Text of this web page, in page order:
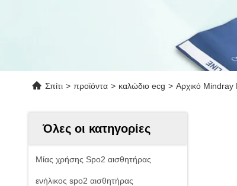
Σπίτι > προϊόντα > καλώδιο ecg > Αρχικό
Όλες οι κατηγορίες
Μίας χρήσης Spo2 αισθητήρας
ενήλικος spo2 αισθητήρας